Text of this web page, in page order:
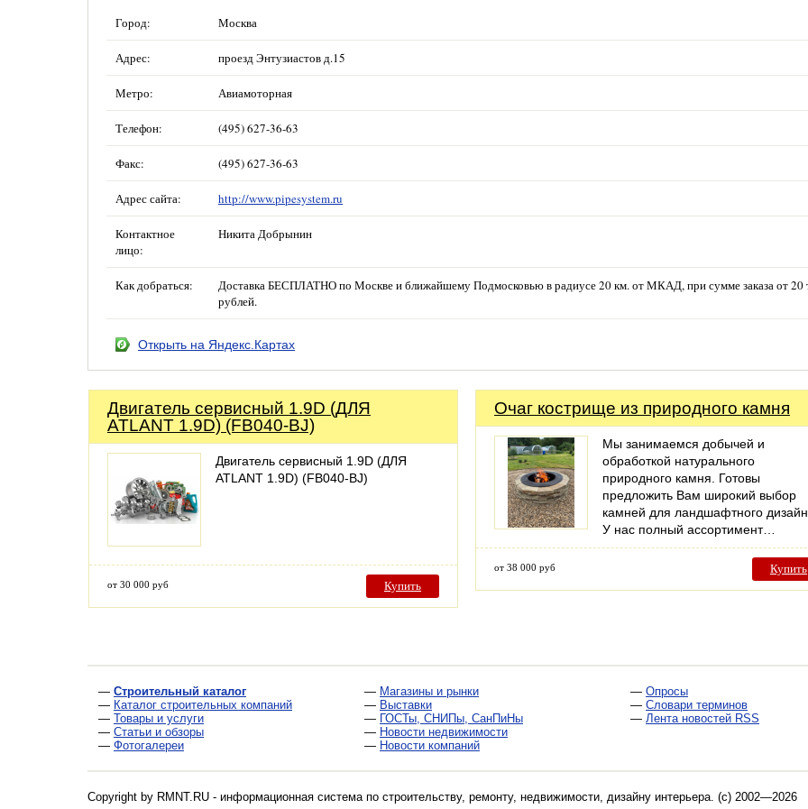
Город: Москва
Адрес: проезд Энтузиастов д.15
Метро: Авиамоторная
Телефон: (495) 627-36-63
Факс: (495) 627-36-63
Адрес сайта: http://www.pipesystem.ru
Контактное
лицо:
Никита Добрынин
Как добраться:
Доставка БЕСПЛАТНО по Москве и ближайшему Подмосковью в радиусе 20 км. от МКАД, при сумме заказа от 20
рублей.
Открыть на Яндекс.Картах
Двигатель сервисный 1.9D (ДЛЯ
ATLANT 1.9D) (FB040-BJ)
Двигатель сервисный 1.9D (ДЛЯ
ATLANT 1.9D) (FB040-BJ)
от 30 000 руб Купить
Очаг кострище из природного камня
Мы занимаемся добычей и
обработкой натурального
природного камня. Готовы
предложить Вам широкий выбор
камней для ландшафтного
У нас полный ассортимент…
от 38 000 руб Купить
— Строительный каталог
— Каталог строительных компаний
— Товары и услуги
— Статьи и обзоры
— Фотогалереи
— Магазины и рынки
— Выставки
— ГОСТы, СНИПы, СанПиНы
— Новости недвижимости
— Новости компаний
— Опросы
— Словари терминов
— Лента новостей RSS
Copyright by RMNT.RU - информационная система по строительству, ремонту, недвижимости, дизайну интерьера. (c) 2002—2026